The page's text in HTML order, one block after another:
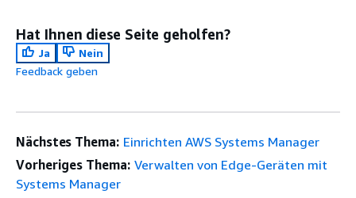
Hat Ihnen diese Seite geholfen?
Ja
Nein
Feedback geben
Nächstes Thema: Einrichten AWS Systems Manager
Vorheriges Thema: Verwalten von Edge-Geräten mit
Systems Manager